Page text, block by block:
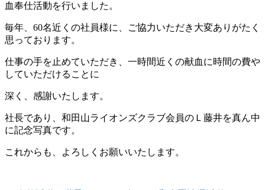
血奉仕活動を行いました。
毎年、60名近くの社員様に、ご協力いただき大変ありがたく
思っております。
仕事の手を止めていただき、一時間近くの献血に時間の費や
していただけることに
深く、感謝いたします。
社長であり、和田山ライオンズクラブ会員のＬ藤井を真ん中
に記念写真です。
これからも、よろしくお願いいたします。